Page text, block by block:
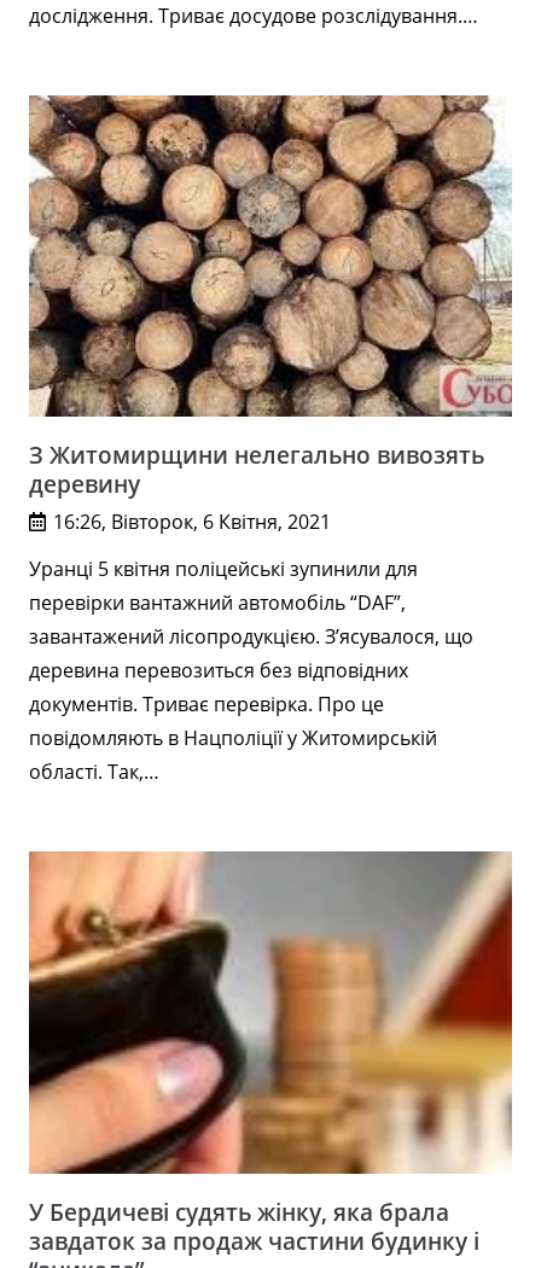
дослідження. Триває досудове розслідування.…
З Житомирщини нелегально вивозять
деревину
16:26, Вівторок, 6 Квітня, 2021
Уранці 5 квітня поліцейські зупинили для
перевірки вантажний автомобіль “DAF”,
завантажений лісопродукцією. З’ясувалося, що
деревина перевозиться без відповідних
документів. Триває перевірка. Про це
повідомляють в Нацполіції у Житомирській
області. Так,…
У Бердичеві судять жінку, яка брала
завдаток за продаж частини будинку і